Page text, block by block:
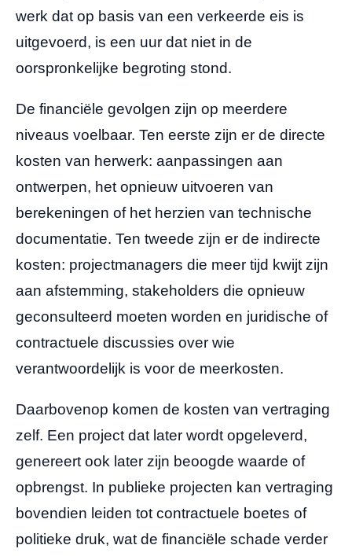
werk dat op basis van een verkeerde eis is
uitgevoerd, is een uur dat niet in de
oorspronkelijke begroting stond.
De financiële gevolgen zijn op meerdere
niveaus voelbaar. Ten eerste zijn er de directe
kosten van herwerk: aanpassingen aan
ontwerpen, het opnieuw uitvoeren van
berekeningen of het herzien van technische
documentatie. Ten tweede zijn er de indirecte
kosten: projectmanagers die meer tijd kwijt zijn
aan afstemming, stakeholders die opnieuw
geconsulteerd moeten worden en juridische of
contractuele discussies over wie
verantwoordelijk is voor de meerkosten.
Daarbovenop komen de kosten van vertraging
zelf. Een project dat later wordt opgeleverd,
genereert ook later zijn beoogde waarde of
opbrengst. In publieke projecten kan vertraging
bovendien leiden tot contractuele boetes of
politieke druk, wat de financiële schade verder